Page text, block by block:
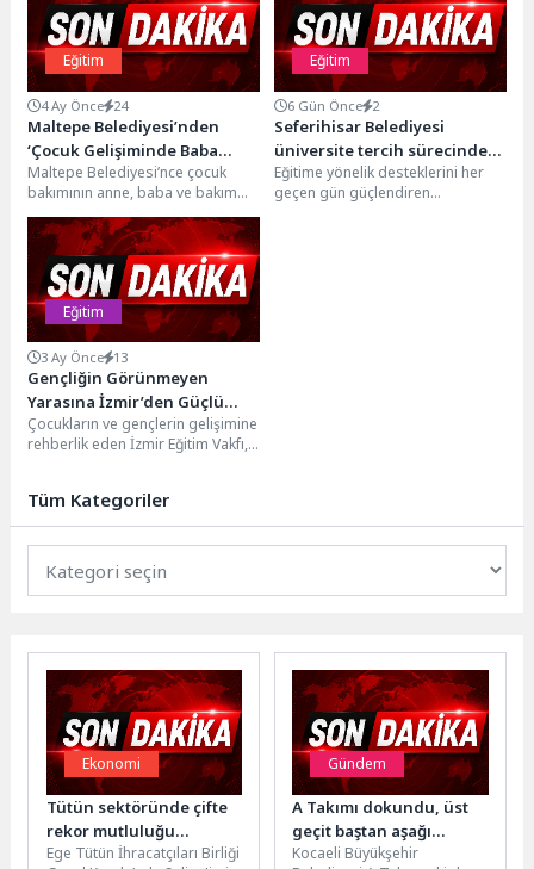
Eğitim
4 Ay Önce 24
Maltepe Belediyesi’nden
‘Çocuk Gelişiminde Baba
Rolü’ semineri
Maltepe Belediyesi’nce çocuk
bakımının anne, baba ve bakım
verenler tarafından eşit şekilde
üstlenilmesini teşvik eden...
Eğitim
6 Gün Önce 2
Seferihisar Belediyesi
üniversite tercih sürecinde
gençlerin yanında
Eğitime yönelik desteklerini her
geçen gün güçlendiren
Eğitim
3 Ay Önce 13
Gençliğin Görünmeyen
Yarasına İzmir’den Güçlü
Dokunuş: “Görünmeyeni
Görmek”
Çocukların ve gençlerin gelişimine
rehberlik eden İzmir Eğitim Vakfı,
Tüm Kategoriler
Ekonomi
Tütün sektöründe çifte
rekor mutluluğu
yaşanıyor
Ege Tütün İhracatçıları Birliği
Gündem
A Takımı dokundu, üst
geçit baştan aşağı
yenilendi
Kocaeli Büyükşehir